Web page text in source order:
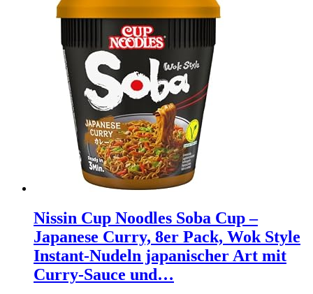
Nissin Cup Noodles Soba Cup –
Japanese Curry, 8er Pack, Wok Style
Instant-Nudeln japanischer Art mit
Curry-Sauce und…